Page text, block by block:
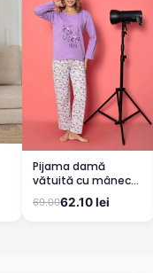
Pijama damă
vătuită cu mânecă
lungă și pantaloni
lungi din bumbac,
69.0062.10 lei